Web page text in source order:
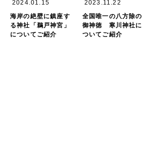
海岸の絶壁に鎮座す
る神社「鵜戸神宮」
についてご紹介
2024.01.15
全国唯一の八方除の
御神徳 寒川神社に
ついてご紹介
2023.11.22